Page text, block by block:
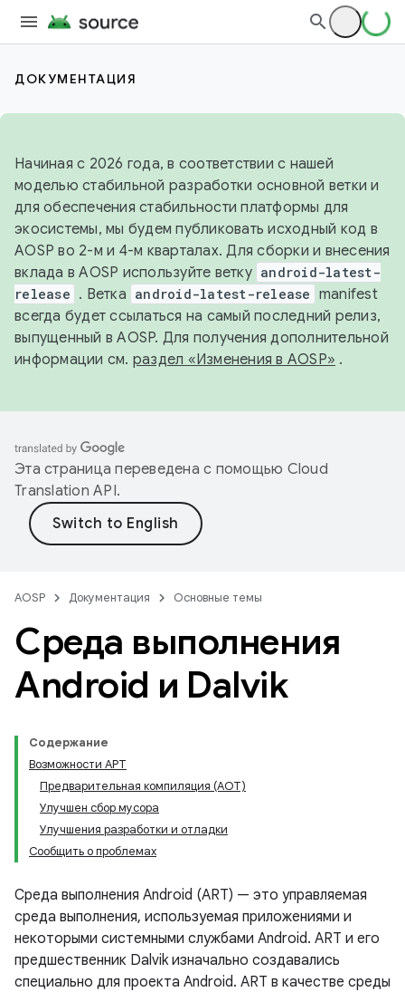
ДОКУМЕНТАЦИЯ
Начиная с 2026 года, в соответствии с нашей
моделью стабильной разработки основной ветки и
для обеспечения стабильности платформы для
экосистемы, мы будем публиковать исходный код в
AOSP во 2-м и 4-м кварталах. Для сборки и внесения
вклада в AOSP используйте ветку android-latest-
release . Ветка android-latest-release manifest
всегда будет ссылаться на самый последний релиз,
выпущенный в AOSP. Для получения дополнительной
информации см. раздел «Изменения в AOSP» .
Эта страница переведена с помощью Cloud
Translation API.
AOSP Документация Основные темы
Среда выполнения
Android и Dalvik
Содержание
Возможности АРТ
Предварительная компиляция (AOT)
Улучшен сбор мусора
Улучшения разработки и отладки
Сообщить о проблемах
Среда выполнения Android (ART) — это управляемая
среда выполнения, используемая приложениями и
некоторыми системными службами Android. ART и его
предшественник Dalvik изначально создавались
специально для проекта Android. ART в качестве среды